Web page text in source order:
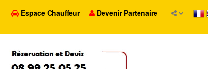
Espace Chauffeur Devenir Partenaire